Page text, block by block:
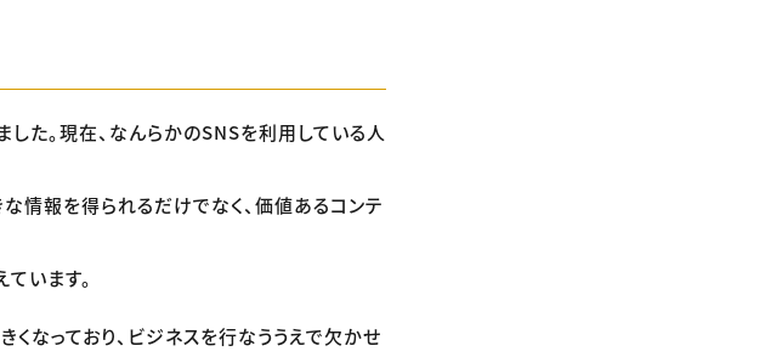
た。現在、なんらかのSNSを利用している人
情報を得られるだけでなく、価値あるコンテ
います。
なっており、ビジネスを行なううえで欠かせ